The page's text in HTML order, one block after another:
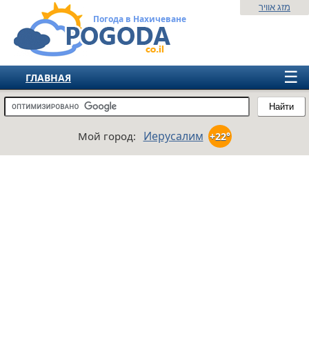
Погода в Нахичеване
Найти
מזג אוויר
☰
ГЛАВНАЯ
ИЗРАИЛЬ
ЕВРОПА
Мой город: Иерусалим +22°